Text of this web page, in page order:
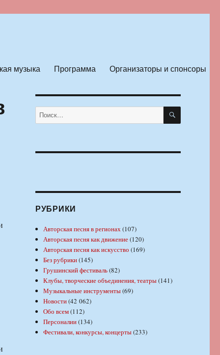
музыка Программа Организаторы и спонсоры
Искать: ПОИСК
РУБРИКИ
Авторская песня в регионах(107)
Авторская песня как движение(120)
Авторская песня как искусство (169)
Без рубрики(145)
Грушинский фестиваль(82)
Клубы, творческие объединения, театры(141)
Музыкальные инструменты(69)
Новости(42 062)
Обо всем(112)
Персоналии(134)
Фестивали, конкурсы, концерты(233)